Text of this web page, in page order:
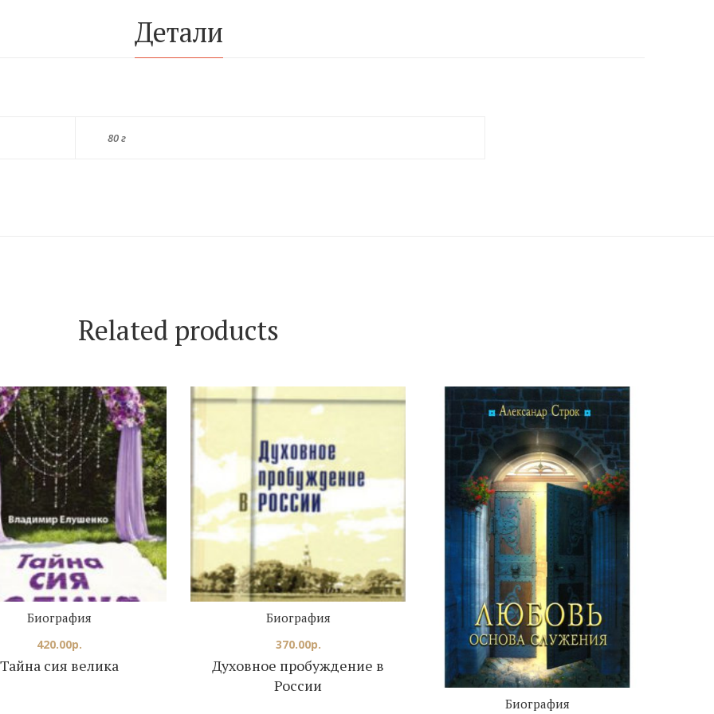
Детали
80 г
Related products
Тайна сия велика
Биография
420.00р.
Духовное пробуждение в
России
Биография
370.00р.
Биография